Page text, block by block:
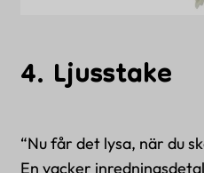
4. Ljusstake
“Nu får det lysa, när du
En vacker